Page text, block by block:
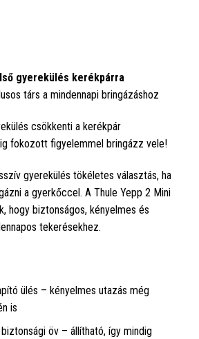
gyerekülés kerékpárra
társ a mindennapi bringázáshoz
csökkenti a kerékpár
fokozott figyelemmel bringázz vele!
gyerekülés tökéletes választás, ha
a gyerkőccel. A Thule Yepp 2 Mini
hogy biztonságos, kényelmes és
tekerésekhez.
ülés – kényelmes utazás még
is
öv – állítható, így mindig